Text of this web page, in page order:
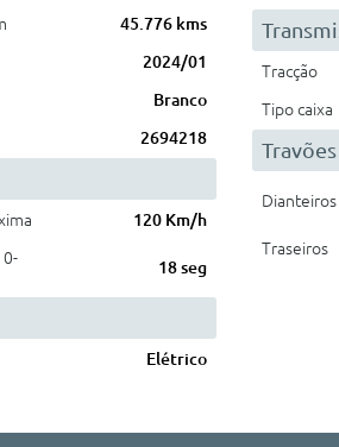
45.776 kms
2024/01
Branco
2694218
120 Km/h
0-
18 seg
Elétrico
Tracção
Tipo caixa
Travões
Dianteiros
Traseiros